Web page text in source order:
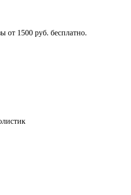
от 1500 руб. бесплатно.